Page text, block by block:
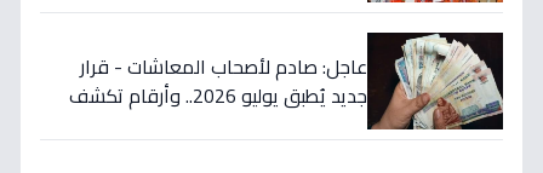
عاجل: صادم لأصحاب المعاشات - قرار
جديد يُطبق يوليو 2026.. وأرقام تكشف